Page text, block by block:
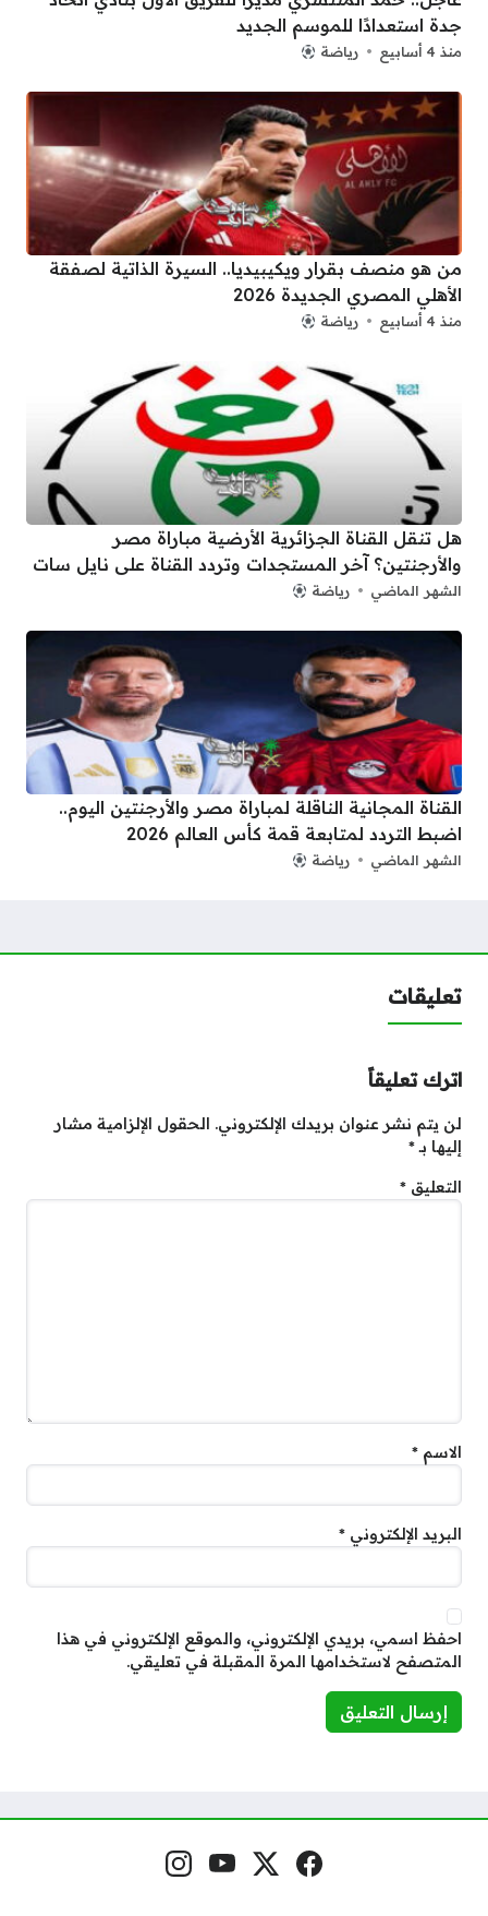
جدة استعدادًا للموسم الجديد
منذ 4 أسابيع رياضة
من هو منصف بقرار ويكيبيديا.. السيرة الذاتية لصفقة
الأهلي المصري الجديدة 2026
منذ 4 أسابيع رياضة
هل تنقل القناة الجزائرية الأرضية مباراة مصر
والأرجنتين؟ آخر المستجدات وتردد القناة على نايل سات
الشهر الماضي رياضة
القناة المجانية الناقلة لمباراة مصر والأرجنتين اليوم..
اضبط التردد لمتابعة قمة كأس العالم 2026
الشهر الماضي رياضة
تعليقات
اترك تعليقاً
لن يتم نشر عنوان بريدك الإلكتروني. الحقول الإلزامية مشار
إليها بـ*
التعليق *
الاسم *
البريد الإلكتروني *
احفظ اسمي، بريدي الإلكتروني، والموقع الإلكتروني في هذا
المتصفح لاستخدامها المرة المقبلة في تعليقي.
مواقع التواصل فيسبوكمنصة إكس
يوتيوبإنستغرام